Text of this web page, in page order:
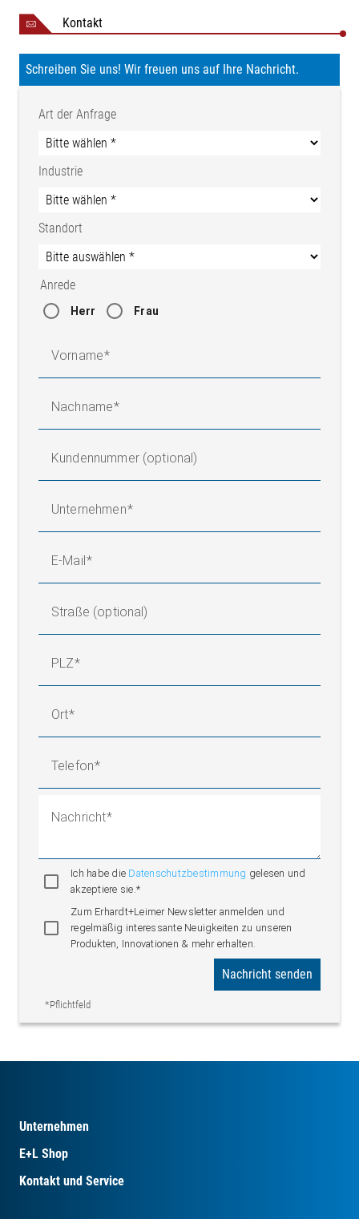
Kontakt
Schreiben Sie uns! Wir freuen uns auf Ihre Nachricht.
Art der Anfrage
Industrie
Standort
Anrede
Herr Frau
Vorname
Nachname
Kundennummer (optional)
Unternehmen
E-Mail
Straße (optional)
PLZ
Ort
Telefon
Nachricht
Ich habe die Datenschutzbestimmung gelesen und
akzeptiere sie.*
Zum Erhardt+Leimer Newsletter anmelden und
regelmäßig interessante Neuigkeiten zu unseren
Produkten, Innovationen & mehr erhalten.
*Pflichtfeld
Nachricht senden
Unternehmen
E+L Shop
Kontakt und Service